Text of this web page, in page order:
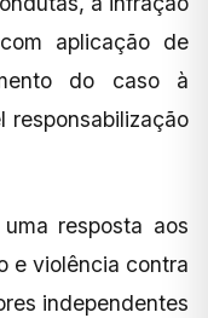
aplicação de
do caso à
responsabilização
resposta aos
e violência contra
independentes